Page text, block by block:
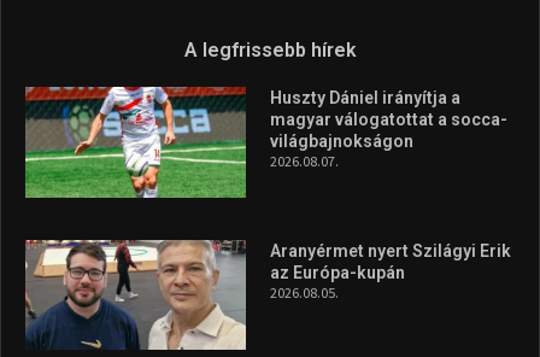
A legfrissebb hírek
Huszty Dániel irányítja a
magyar válogatottat a socca-
világbajnokságon
2026.08.07.
Aranyérmet nyert Szilágyi Erik
az Európa-kupán
2026.08.05.